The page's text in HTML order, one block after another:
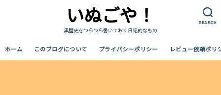
SEARCH
いぬごや！
黒歴史をつらつら書いておく日記的なもの
ホーム このブログについて プライバシーポリシー レビュー依頼ポリ